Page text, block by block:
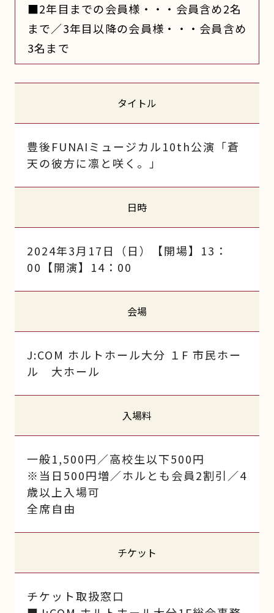
■2年目までの会員様・・・会員含め2名
まで／3年目以降の会員様・・・会員含め
3名まで
タイトル
豊後FUNAIミュージカル10th公演「蒼
天の彼方に凛と咲く。」
日時
2024年3月17日（日）【開場】13：
00【開演】14：00
会場
J:COM ホルトホール大分 １F 市民ホー
ル 大ホール
入場料
一般1,500円／高校生以下500円
※当日500円増／ホルとも会員2割引／4
歳以上入場可
全席自由
チケット
チケット取扱窓口